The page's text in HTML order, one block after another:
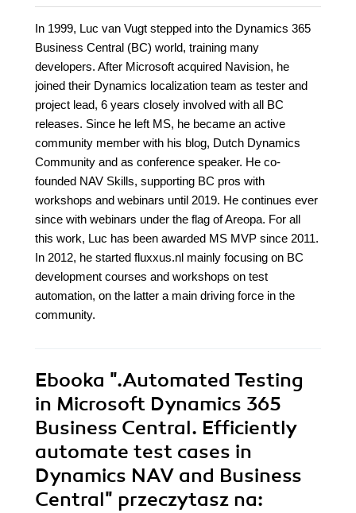
In 1999, Luc van Vugt stepped into the Dynamics 365
Business Central (BC) world, training many
developers. After Microsoft acquired Navision, he
joined their Dynamics localization team as tester and
project lead, 6 years closely involved with all BC
releases. Since he left MS, he became an active
community member with his blog, Dutch Dynamics
Community and as conference speaker. He co-
founded NAV Skills, supporting BC pros with
workshops and webinars until 2019. He continues ever
since with webinars under the flag of Areopa. For all
this work, Luc has been awarded MS MVP since 2011.
In 2012, he started fluxxus.nl mainly focusing on BC
development courses and workshops on test
automation, on the latter a main driving force in the
community.
Ebooka ".Automated Testing
in Microsoft Dynamics 365
Business Central. Efficiently
automate test cases in
Dynamics NAV and Business
Central" przeczytasz na: